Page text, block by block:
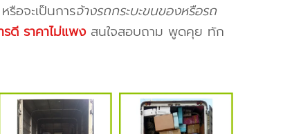
อจะเป็นการจ้างรถกระบะขนของหรือรถ
รดี ราคาไม่แพงสนใจสอบถาม พูดคุย ทัก